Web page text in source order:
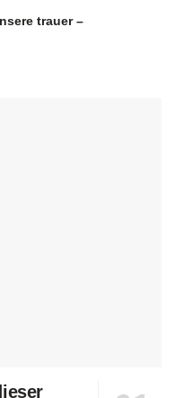
trauer –